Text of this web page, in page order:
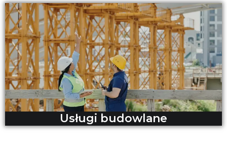
Usługi budowlane